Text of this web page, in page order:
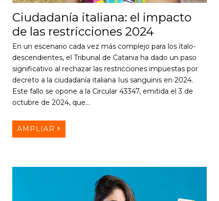
Ciudadanía italiana: el impacto
de las restricciones 2024
En un escenario cada vez más complejo para los ítalo-
descendientes, el Tribunal de Catania ha dado un paso
significativo al rechazar las restricciones impuestas por
decreto a la ciudadanía italiana Ius sanguinis en 2024.
Este fallo se opone a la Circular 43347, emitida el 3 de
octubre de 2024, que…
AMPLIAR